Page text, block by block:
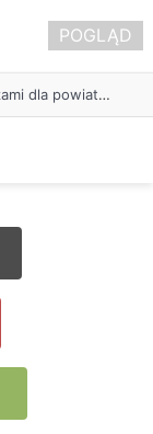
Ostrzeżenie drugiego stopnia przed burzami dla powiatu radomszczańskiego
POGLĄD